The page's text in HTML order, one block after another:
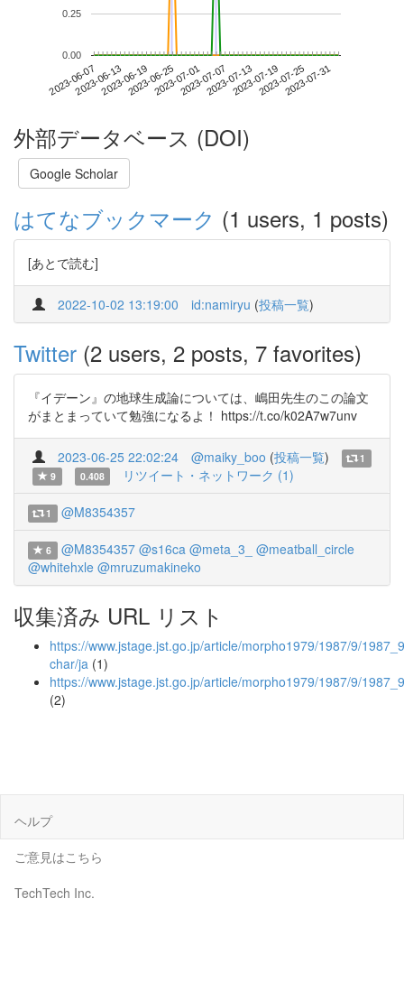
2023-06-072023-06-132023-06-192023-06-252023-07-012023-07-072023-07-132023-07-192023-07-252023-07-31
0.00
0.25
外部データベース (DOI)
Google Scholar
はてなブックマーク (1 users, 1 posts)
[あとで読む]
2022-10-02 13:19:00 id:namiryu (投稿一覧)
Twitter (2 users, 2 posts, 7 favorites)
『イデーン』の地球生成論については、嶋田先生のこの論文
がまとまっていて勉強になるよ！ https://t.co/k02A7w7unv
2023-06-25 22:02:24 @maiky_boo (投稿一覧)
1
9
0.408 リツイート・ネットワーク (1)
1 @M8354357
6 @M8354357 @s16ca @meta_3_
@meatball_circle
@whitehxle @mruzumakineko
収集済み URL リスト
https://www.jstage.jst.go.jp/article/morpho1979/1987/9/
char/ja (1)
https://www.jstage.jst.go.jp/article/morpho1979/1987/9/
(2)
ヘルプ
ご意見はこちら
TechTech Inc.